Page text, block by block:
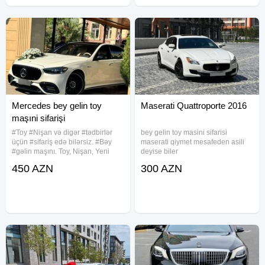
Mercedes bey gelin toy
maşıni sifarişi
#Toy #Nişan və digər #tədbirlər
üçün #sifariş edə bilərsiz. #Bəy
#gəlin maşını. Toy, Nişan, Yeni
#Evindən çıxarılması, #Klip, #Kino
450 AZN
Maserati Quattroporte 2016
bey gelin toy masini sifarisi
maserati qiymet mesafeden asili
deyise biler
300 AZN